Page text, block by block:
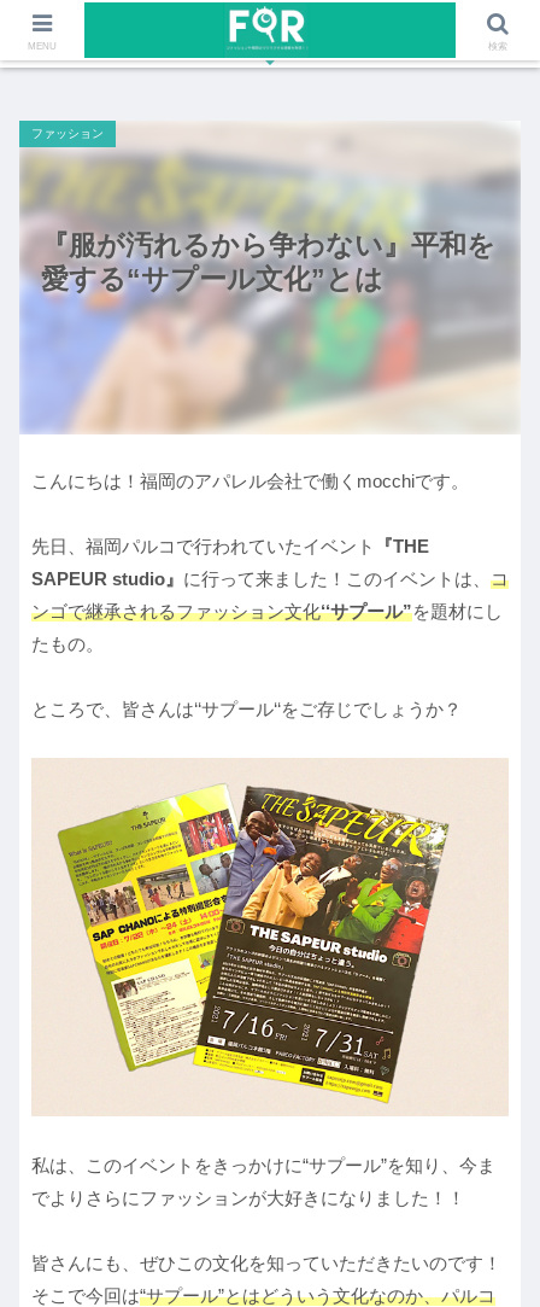
ファッションや福岡のワクワクする情報を発信！！
『服が汚れるから争わない』平和を
愛する“サプール文化”とは
ファッション
こんにちは！福岡のアパレル会社で働くmocchiです。
先日、福岡パルコで行われていたイベント
『THE
SAPEUR studio』 に行って来ました！このイベントは、 コ
ンゴで継承されるファッション文化‘‘サプール”を題材にし
たもの。
ところで、皆さんは‘‘サプール‘‘をご存じでしょうか？
私は、このイベントをきっかけに“サプール”を知り、今ま
でよりさらにファッションが大好きになりました！！
皆さんにも、ぜひこの文化を知っていただきたいのです！
そこで今回は“サプール”とはどういう文化なのか、パルコ
MENU 検索